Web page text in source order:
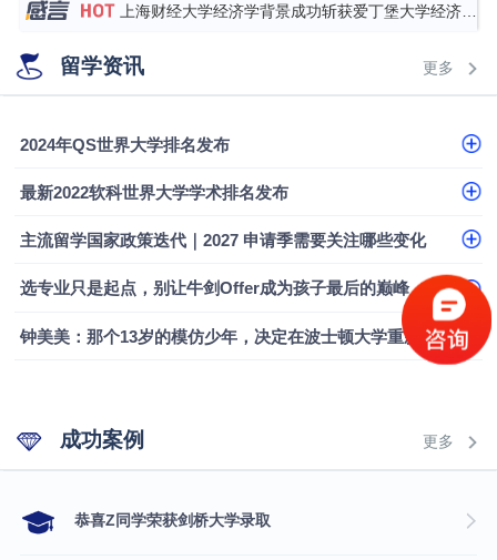
Offer
上海财经大学经济学背景成功斩获爱丁堡大学经济学
硕士录取
数学背景的他，靠“供应链”故事敲开哥大、宾大之门
专科逆袭伦敦大学学院UCL录取案例解析
留学资讯 更多
2024年QS世界大学排名发布
最新2022软科世界大学学术排名发布
主流留学国家政策迭代｜2027 申请季需要关注哪些变化
选专业只是起点，别让牛剑Offer成为孩子最后的巅峰
钟美美：那个13岁的模仿少年，决定在波士顿大学重新定义自己
成功案例 更多
​恭喜Z同学荣获剑桥大学录取